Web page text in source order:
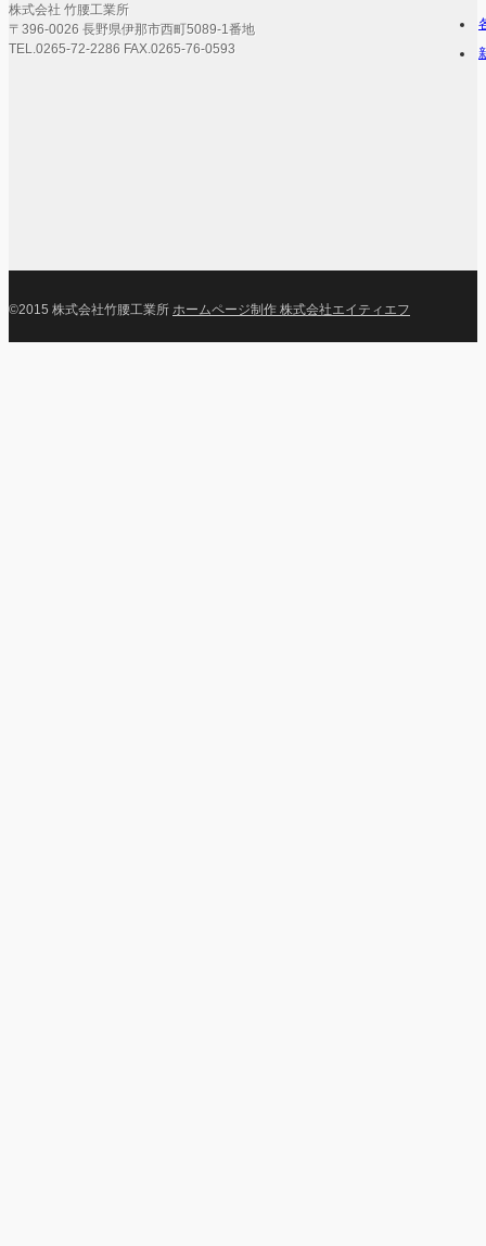
株式会社 竹腰工業所
〒396-0026 長野県伊那市西町5089-1番地
TEL.0265-72-2286 FAX.0265-76-0593
©2015 株式会社竹腰工業所 ホームページ制作 株式会社エイティエフ